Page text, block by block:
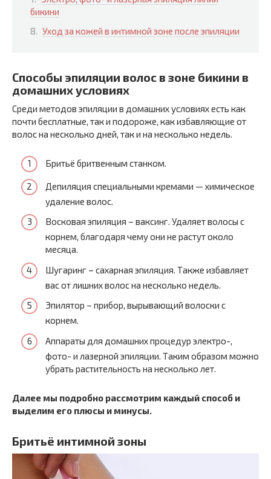
бикини
Уход за кожей в интимной зоне после эпиляции
Способы эпиляции волос в зоне бикини в
домашних условиях
Среди методов эпиляции в домашних условиях есть как
почти бесплатные, так и подороже, как избавляющие от
волос на несколько дней, так и на несколько недель.
Бритьё бритвенным станком.
Депиляция специальными кремами — химическое
удаление волос.
Восковая эпиляция – ваксинг. Удаляет волосы с
корнем, благодаря чему они не растут около
месяца.
Шугаринг – сахарная эпиляция. Также избавляет
вас от лишних волос на несколько недель.
Эпилятор – прибор, вырывающий волоски с
корнем.
Аппараты для домашних процедур электро-,
фото- и лазерной эпиляции. Таким образом можно
убрать растительность на несколько лет.
Далее мы подробно рассмотрим каждый способ и
выделим его плюсы и минусы.
Бритьё интимной зоны